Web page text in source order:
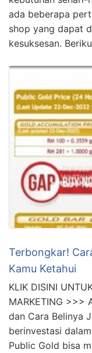
ada beberapa
shop yang dapat
kesuksesan.
Terbongkar!
Kamu Ketahui
KLIK DISINI
MARKETING >>>
dan Cara Belinya
berinvestasi
Public Gold bisa